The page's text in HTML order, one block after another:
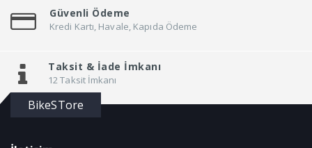
Güvenli Ödeme
Kredi Kartı, Havale, Kapıda Ödeme
Taksit & İade İmkanı
12 Taksit İmkanı
BikeSTore